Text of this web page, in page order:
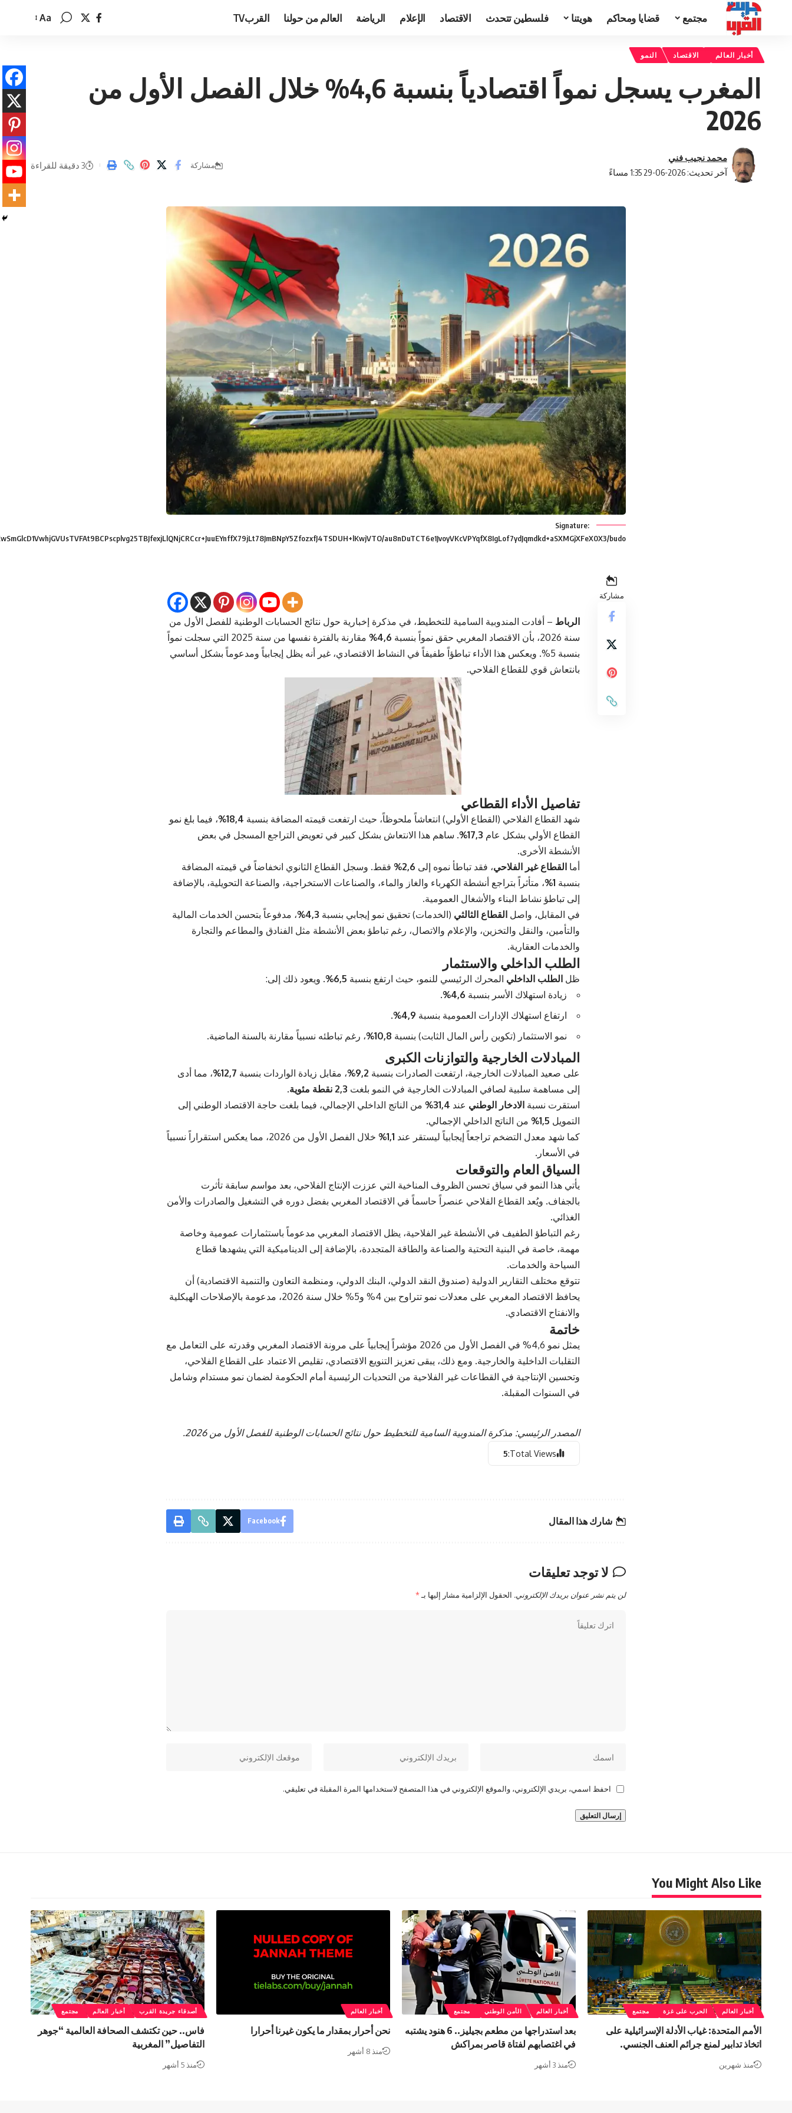
مجتمع قضايا ومحاكم هويتنا فلسطين تتحدث الاقتصاد الإعلام الرياضة العالم من حولنا القربTV
تغيير
Aa
أخبار العالم الاقتصاد النمو
المغرب يسجل نمواً اقتصادياً بنسبة 4,6% خلال الفصل الأول من
2026
آخر تحديث: 2026-06-29 1:35 مساءً
محمد نجيب فني
مشاركة 3 دقيقة للقراءة
Signature:
au8nDuTCT6e1JvoyVKcVPYqfX8IgLof7ydJqmdkd+aSXMGjXFeX0X3/budo=
مشاركة
الرباط – أفادت المندوبية السامية للتخطيط، في مذكرة إخبارية حول نتائج الحسابات الوطنية للفصل الأول من
سنة 2026، بأن
الاقتصاد المغربي حقق نمواً بنسبة 4,6%
مقارنة بالفترة نفسها من سنة 2025 التي سجلت نمواً
بنسبة 5%. ويعكس هذا الأداء تباطؤاً طفيفاً في النشاط الاقتصادي، غير أنه يظل إيجابياً ومدعوماً بشكل أساسي
بانتعاش قوي للقطاع الفلاحي.
تفاصيل الأداء القطاعي
شهد القطاع الفلاحي (القطاع الأولي) انتعاشاً ملحوظاً، حيث ارتفعت قيمته المضافة بنسبة 18,4%
، فيما بلغ نمو
القطاع الأولي بشكل عام 17,3%
. ساهم هذا الانتعاش بشكل كبير في تعويض التراجع المسجل في بعض
الأنشطة الأخرى.
أما القطاع غير الفلاحي، فقد تباطأ نموه إلى 2,6%
فقط. وسجل القطاع الثانوي انخفاضاً في قيمته المضافة
بنسبة 1%
، متأثراً بتراجع أنشطة الكهرباء والغاز والماء، والصناعات الاستخراجية، والصناعة التحويلية، بالإضافة
إلى تباطؤ نشاط البناء والأشغال العمومية.
في المقابل، واصل القطاع الثالثي (الخدمات) تحقيق نمو إيجابي بنسبة 4,3%
، مدفوعاً بتحسن الخدمات المالية
والتأمين، والنقل والتخزين، والإعلام والاتصال، رغم تباطؤ بعض الأنشطة مثل الفنادق والمطاعم والتجارة
والخدمات العقارية.
الطلب الداخلي والاستثمار
ظل الطلب الداخلي المحرك الرئيسي للنمو، حيث ارتفع بنسبة 6,5%
. ويعود ذلك إلى:
زيادة استهلاك الأسر بنسبة 4,6%
.
ارتفاع استهلاك الإدارات العمومية بنسبة 4,9%
.
نمو الاستثمار (تكوين رأس المال الثابت) بنسبة 10,8% ، رغم تباطئه نسبياً مقارنة بالسنة الماضية.
المبادلات الخارجية والتوازنات الكبرى
على صعيد المبادلات الخارجية، ارتفعت الصادرات بنسبة 9,2% ، مقابل زيادة الواردات بنسبة 12,7%
، مما أدى
إلى مساهمة سلبية لصافي المبادلات الخارجية في النمو بلغت 2,3 نقطة مئوية
.
استقرت نسبة الادخار الوطني عند 31,4%
من الناتج الداخلي الإجمالي، فيما بلغت حاجة الاقتصاد الوطني إلى
التمويل 1,5%
من الناتج الداخلي الإجمالي.
كما شهد معدل التضخم تراجعاً إيجابياً ليستقر عند 1,1%
خلال الفصل الأول من 2026، مما يعكس استقراراً نسبياً
في الأسعار.
السياق العام والتوقعات
يأتي هذا النمو في سياق تحسن الظروف المناخية التي عززت الإنتاج الفلاحي، بعد مواسم سابقة تأثرت
بالجفاف. ويُعد القطاع الفلاحي عنصراً حاسماً في الاقتصاد المغربي بفضل دوره في التشغيل والصادرات والأمن
الغذائي.
رغم التباطؤ الطفيف في الأنشطة غير الفلاحية، يظل الاقتصاد المغربي مدعوماً باستثمارات عمومية وخاصة
مهمة، خاصة في البنية التحتية والصناعة والطاقة المتجددة، بالإضافة إلى الديناميكية التي يشهدها قطاع
السياحة والخدمات.
تتوقع مختلف التقارير الدولية (صندوق النقد الدولي، البنك الدولي، ومنظمة التعاون والتنمية الاقتصادية) أن
يحافظ الاقتصاد المغربي على معدلات نمو تتراوح بين 4% و5% خلال سنة 2026، مدعومة بالإصلاحات الهيكلية
والانفتاح الاقتصادي.
خاتمة
يمثل نمو 4,6% في الفصل الأول من 2026 مؤشراً إيجابياً على مرونة الاقتصاد المغربي وقدرته على التعامل مع
التقلبات الداخلية والخارجية. ومع ذلك، يبقى تعزيز التنويع الاقتصادي، تقليص الاعتماد على القطاع الفلاحي،
وتحسين الإنتاجية في القطاعات غير الفلاحية من التحديات الرئيسية أمام الحكومة لضمان نمو مستدام وشامل
في السنوات المقبلة.
المصدر الرئيسي: مذكرة المندوبية السامية للتخطيط حول نتائج الحسابات الوطنية للفصل الأول من 2026.
Total Views:
5
شارك هذا المقال Facebook
لا توجد تعليقات
لن يتم نشر عنوان بريدك الإلكتروني. الحقول الإلزامية مشار إليها بـ*
احفظ اسمي، بريدي الإلكتروني، والموقع الإلكتروني في هذا المتصفح لاستخدامها المرة المقبلة في تعليقي.
You Might Also Like
أخبار العالم الحرب على غزة مجتمع
الأمم المتحدة: غياب الأدلة الإسرائيلية على
اتخاذ تدابير لمنع جرائم العنف الجنسي.
منذ شهرين
أخبار العالم الأمن الوطني مجتمع
بعد استدراجها من مطعم بجيليز.. 6 هنود يشتبه
في اغتصابهم لفتاة قاصر بمراكش
منذ 3 أشهر
أخبار العالم
نحن أحرار بمقدار ما يكون غيرنا أحرارا
منذ 8 أشهر
أصدقاء جريدة القرب أخبار العالم مجتمع
فاس.. حين تكتشف الصحافة العالمية “جوهر
التفاصيل” المغربية
منذ 5 أشهر